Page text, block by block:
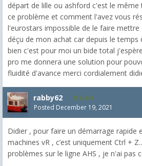
départ de lille ou ashford c'est le même
ce problème et comment l'avez vous
l'eurostars impossible de le faire
déçu de mon achat car depuis le temps
bien c'est pour moi un bide total
pro me donnera une solution pour
fluidité d'avance merci cordialement
rabby62 8,454
Posted December 19, 2021
Didier , pour faire un démarrage rapide
machines vR , c’est uniquement Ctrl +
problèmes sur le ligne AHS , je n'ai pas